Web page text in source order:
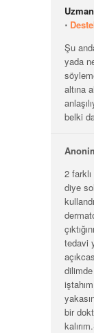
⋅
Şu
yada
altına
belki
2
diye
tedavi
bir